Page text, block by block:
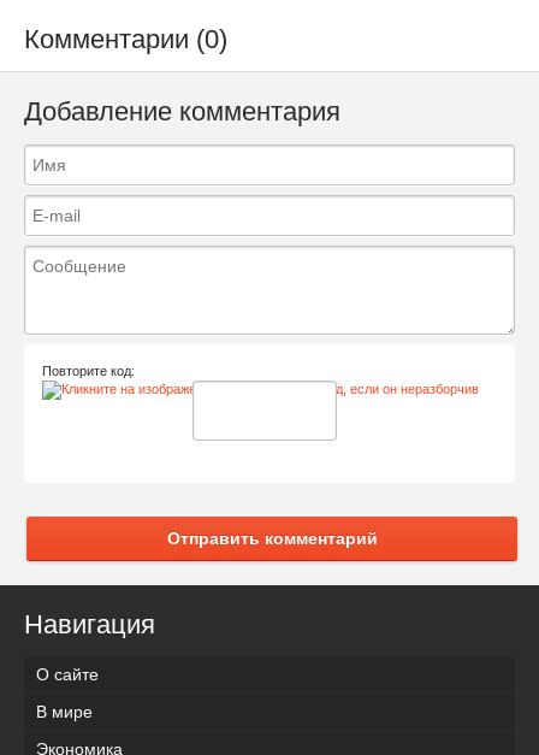
Комментарии (0)
Добавление комментария
Повторите код:
Отправить комментарий
Навигация
О сайте
В мире
Экономика